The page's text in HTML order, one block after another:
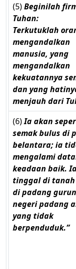
(5)Beginilah
Tuhan:
Terkutuklah
mengandalkan
manusia, yang
mengandalkan
kekuatannya
dan yang
menjauh dari
(6)Ia akan
semak bulus di
belantara; ia
mengalami
keadaan baik.
tinggal di tanah
di padang
negeri padang
yang tidak
berpenduduk.”